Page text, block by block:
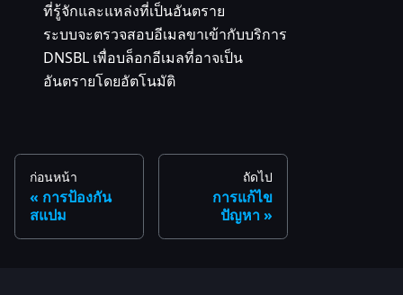
ที่รู้จักและแหล่งที่เป็นอันตราย
ระบบจะตรวจสอบอีเมลขาเข้ากับบริการ
DNSBL เพื่อบล็อกอีเมลที่อาจเป็น
อันตรายโดยอัตโนมัติ
ก่อนหน้า
การป้องกัน
สแปม
ถัดไป
การแก้ไข
ปัญหา